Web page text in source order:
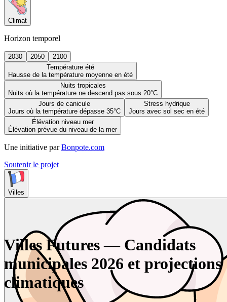
Climat
Horizon temporel
2030 2050
2100
Température été
Hausse de la température moyenne en été
Nuits tropicales
Nuits où la température ne descend pas sous 20°C
Jours de canicule
Jours où la température dépasse 35°C
Stress hydrique
Jours avec sol sec en été
Élévation niveau mer
Élévation prévue du niveau de la mer
Une initiative par Bonpote.com
Soutenir le projet
Villes
Villes Futures — Candidats
municipales 2026 et projections
climatiques